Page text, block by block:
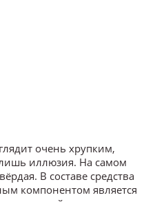
очень хрупким,
иллюзия. На самом
В составе средства
компонентом является